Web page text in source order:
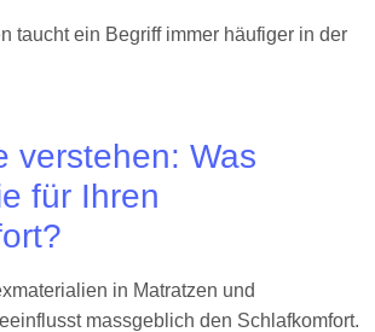
taucht ein Begriff immer häufiger in der
verstehen: Was
für Ihren
in Matratzen und
massgeblich den Schlafkomfort.